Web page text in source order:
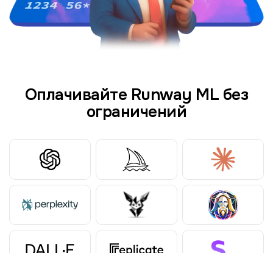
Оплачивайте Runway ML без
ограничений